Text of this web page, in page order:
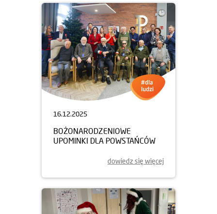
16.12.2025
BOŻONARODZENIOWE
UPOMINKI DLA POWSTAŃCÓW
dowiedz się więcej